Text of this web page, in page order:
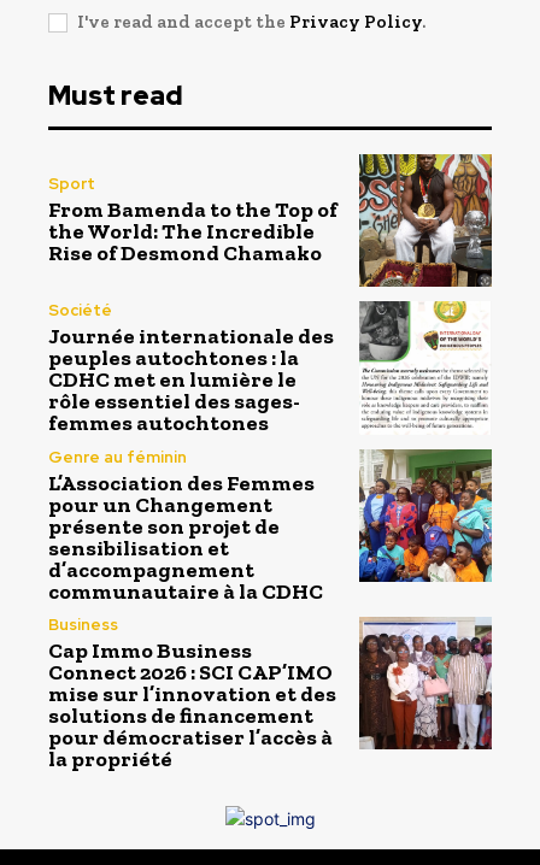
I've read and accept the Privacy Policy.
Must read
Sport
From Bamenda to the Top of
the World: The Incredible
Rise of Desmond Chamako
Société
Journée internationale des
peuples autochtones : la
CDHC met en lumière le
rôle essentiel des sages-
femmes autochtones
Genre au féminin
L’Association des Femmes
pour un Changement
présente son projet de
sensibilisation et
d’accompagnement
communautaire à la CDHC
Business
Cap Immo Business
Connect 2026 : SCI CAP’IMO
mise sur l’innovation et des
solutions de financement
pour démocratiser l’accès à
la propriété